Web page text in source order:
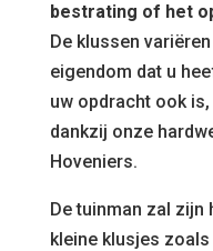
bestrating of het
De klussen
eigendom dat u
uw opdracht ook
dankzij onze
Hoveniers.
De tuinman zal zijn
kleine klusjes